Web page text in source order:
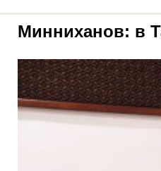
Минниханов: в